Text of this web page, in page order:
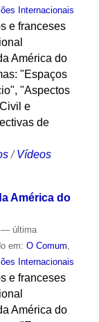
Internacionais
e franceses
América do
"Espaços
"Aspectos
e
de
/Vídeos
América do
— última
em: O Comum
Internacionais
e franceses
América do